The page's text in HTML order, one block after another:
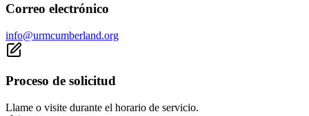
Correo electrónico
info@urmcumberland.org
Proceso de solicitud
Llame o visite durante el horario de servicio.